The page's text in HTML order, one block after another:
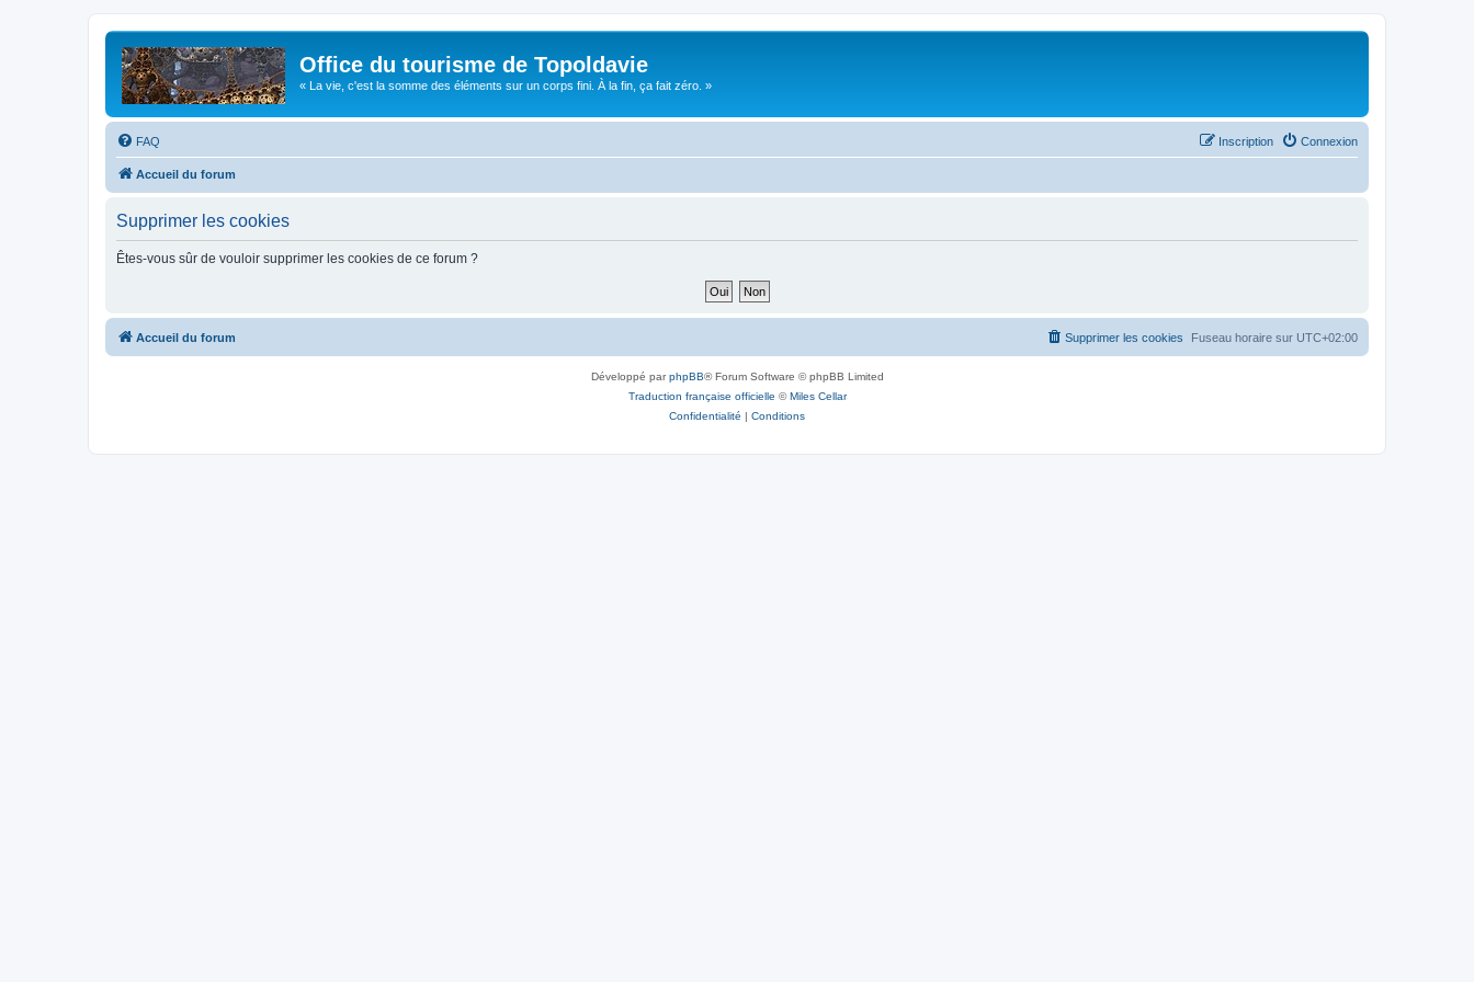
Office du tourisme de Topoldavie
« La vie, c'est la somme des éléments sur un corps fini. À la fin, ça fait zéro. »
FAQ Connexion
Inscription
Accueil du forum
Supprimer les cookies
Êtes-vous sûr de vouloir supprimer les cookies de ce forum ?
Accueil du forum Fuseau horaire sur UTC+02:00
Supprimer les cookies
Développé parphpBB® Forum Software © phpBB Limited
Traduction française officielle ©Miles Cellar
Confidentialité | Conditions